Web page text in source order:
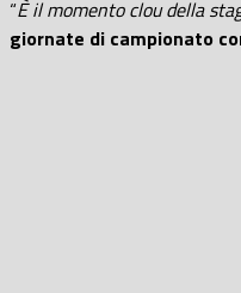
“È il momento clou della
giornate di campionato